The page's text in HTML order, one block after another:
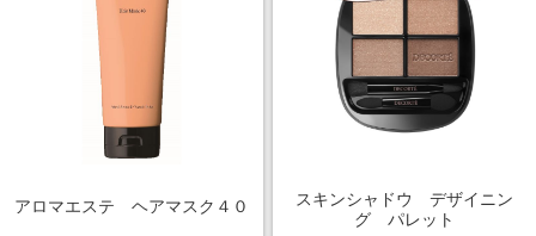
アロマエステ ヘアマスク４０
スキンシャドウ デザイニン
グ パレット